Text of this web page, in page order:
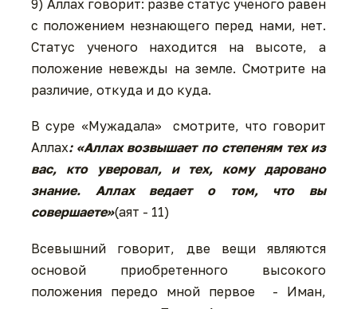
9) Аллах говорит: разве статус ученого равен
с положением незнающего перед нами, нет.
Статус ученого находится на высоте, а
положение невежды на земле. Смотрите на
различие, откуда и до куда.
В суре «Мужадала» смотрите, что говорит
Аллах: «Аллах возвышает по степеням тех из
вас, кто уверовал, и тех, кому даровано
знание. Аллах ведает о том, что вы
совершаете»(аят - 11)
Всевышний говорит, две вещи являются
основой приобретенного высокого
положения передо мной первое - Иман,